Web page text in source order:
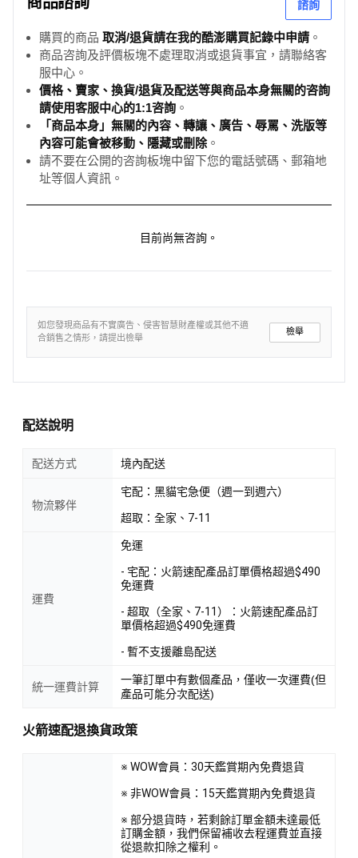
諮詢
購買的商品 取消/退貨請在我的酷澎購買記錄中申請 。
商品咨詢及評價板塊不處理取消或退貨事宜，請聯絡客
服中心。
價格、賣家、換貨/退貨及配送等與商品本身無關的咨詢
請使用客服中心的1:1咨詢 。
「商品本身」無關的內容、轉讓、廣告、辱罵、洗版等
內容可能會被移動、隱藏或刪除。
請不要在公開的咨詢板塊中留下您的電話號碼、郵箱地
址等個人資訊。
目前尚無咨詢。
如您發現商品有不實廣告、侵害智慧財產權或其他不適
合銷售之情形，請提出檢舉
檢舉
配送說明
配送方式 境內配送
物流夥伴
宅配：黑貓宅急便（週一到週六）
超取：全家、7-11
運費
免運
- 宅配：火箭速配產品訂單價格超過$490
免運費
- 超取（全家、7-11）：火箭速配產品訂
單價格超過$490免運費
- 暫不支援離島配送
統一運費計算
一筆訂單中有數個產品，僅收一次運費(但
產品可能分次配送)
火箭速配退換貨政策
※ WOW會員：30天鑑賞期內免費退貨
※ 非WOW會員：15天鑑賞期內免費退貨
※ 部分退貨時，若剩餘訂單金額未達最低
訂購金額，我們保留補收去程運費並直接
從退款扣除之權利。